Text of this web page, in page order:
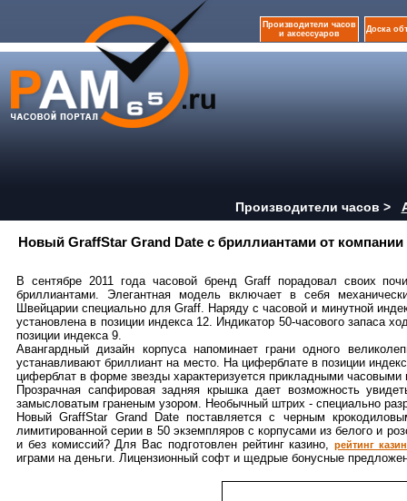
Производители часов
и аксессуаров
Доска
Производители часов >
Новый GraffStar Grand Date с бриллиантами от компании
В сентябре 2011 года часовой бренд Graff порадовал своих
бриллиантами. Элегантная модель включает в себя
Швейцарии специально для Graff. Наряду с часовой и минутной
установлена в позиции индекса 12. Индикатор 50-часового запаса
позиции индекса 9.
Авангардный дизайн корпуса напоминает грани одного
устанавливают бриллиант на место. На циферблате в позиции
циферблат в форме звезды характеризуется прикладными часовыми
Прозрачная сапфировая задняя крышка дает возможность
замысловатым граненым узором. Необычный штрих - специально
Новый GraffStar Grand Date поставляется с черным
лимитированной серии в 50 экземпляров с корпусами из белого и
и без комиссий? Для Вас подготовлен рейтинг казино,рейтинг
играми на деньги. Лицензионный софт и щедрые бонусные